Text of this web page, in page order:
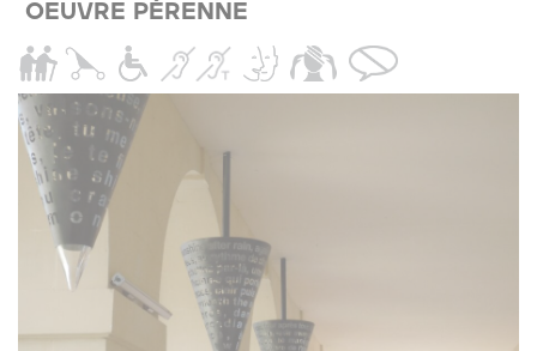
OEUVRE PÉRENNE